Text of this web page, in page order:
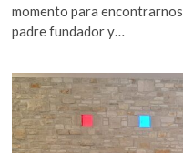
momento para
padre fundador y…